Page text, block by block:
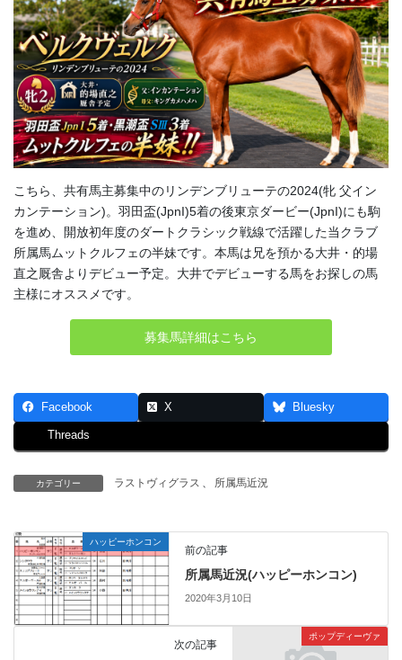
こちら、共有馬主募集中のリンデンブリューテの2024(牝 父イン
カンテーション)。羽田盃(JpnI)5着の後東京ダービー(JpnI)にも駒
を進め、開放初年度のダートクラシック戦線で活躍した当クラブ
所属馬ムットクルフェの半妹です。本馬は兄を預かる大井・的場
直之厩舎よりデビュー予定。大井でデビューする馬をお探しの馬
主様にオススメです。
募集馬詳細はこちら
Facebook X Bluesky
Threads
カテゴリー ラストヴィグラス 、 所属馬近況
ハッピーホンコン
前の記事
所属馬近況(ハッピーホンコン)
2020年3月10日
ポップディーヴァ
次の記事